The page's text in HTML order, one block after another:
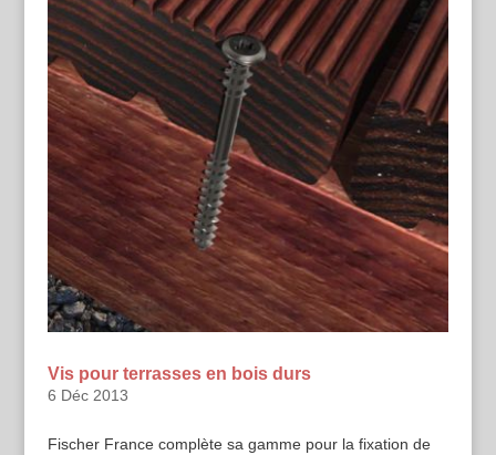
Vis pour terrasses en bois durs
6 Déc 2013
Fischer France complète sa gamme pour la fixation de